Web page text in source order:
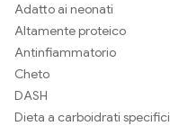
Adatto ai neonati
Altamente proteico
Antinfiammatorio
Cheto
DASH
Dieta a carboidrati specifici